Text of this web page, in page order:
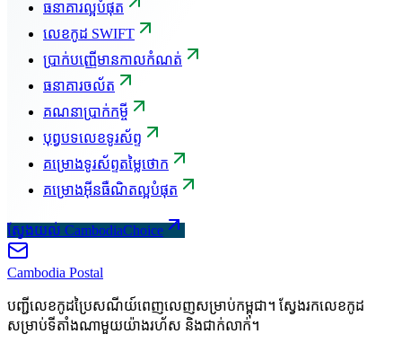
ធនាគារល្អបំផុត
លេខកូដ SWIFT
ប្រាក់បញ្ញើមានកាលកំណត់
ធនាគារចល័ត
គណនាប្រាក់កម្ចី
បុព្វបទលេខទូរស័ព្ទ
គម្រោងទូរស័ព្ទតម្លៃថោក
គម្រោងអ៊ីនធឺណិតល្អបំផុត
ស្វែងយល់ CambodiaChoice
Cambodia Postal
បញ្ជីលេខកូដប្រៃសណីយ៍ពេញលេញសម្រាប់កម្ពុជា។ ស្វែងរកលេខកូដ
សម្រាប់ទីតាំងណាមួយយ៉ាងរហ័ស និងជាក់លាក់។